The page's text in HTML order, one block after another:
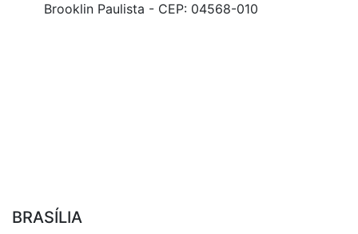
Brooklin Paulista - CEP: 04568-010
BRASÍLIA